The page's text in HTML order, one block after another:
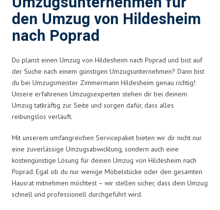
den Umzug von Hildesheim
nach Poprad
Du planst einen Umzug von Hildesheim nach Poprad und bist auf
der Suche nach einem günstigen Umzugsunternehmen? Dann bist
du bei Umzugsmeister Zimmermann Hildesheim genau richtig!
Unsere erfahrenen Umzugsexperten stehen dir bei deinem
Umzug tatkräftig zur Seite und sorgen dafür, dass alles
reibungslos verläuft.
Mit unserem umfangreichen Servicepaket bieten wir dir nicht nur
eine zuverlässige Umzugsabwicklung, sondern auch eine
kostengünstige Lösung für deinen Umzug von Hildesheim nach
Poprad. Egal ob du nur wenige Möbelstücke oder den gesamten
Hausrat mitnehmen möchtest – wir stellen sicher, dass dein Umzug
schnell und professionell durchgeführt wird.